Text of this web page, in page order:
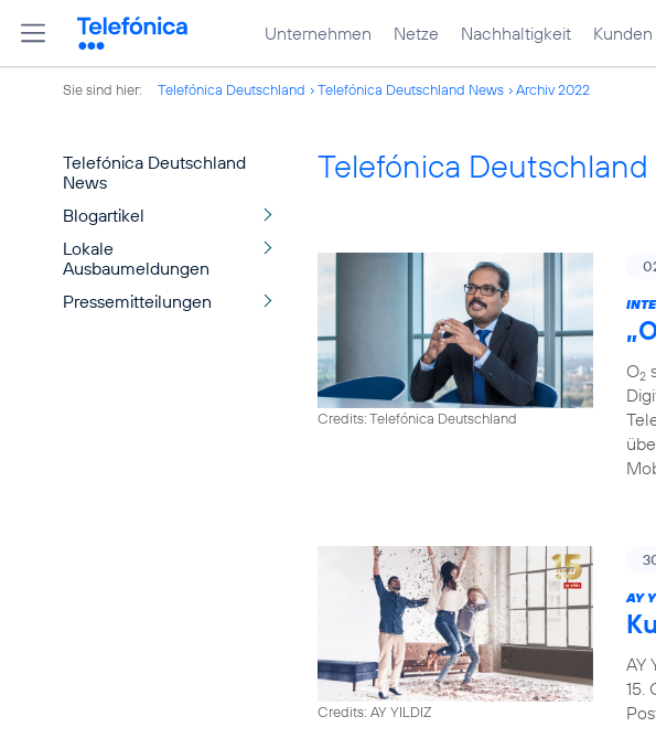
Unternehmen Netze Nachhaltigkeit Kunden
Sie sind hier: Telefónica Deutschland Telefónica Deutschland News Archiv 2022
Telefónica Deutschland
News
Blogartikel
Lokale
Ausbaumeldungen
Pressemitteilungen
Telefónica
Credits: Telefónica Deutschland
O2
Credits: AY YILDIZ
AY
AY
15.